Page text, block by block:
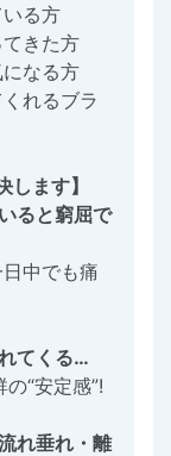
る方
きた方
なる方
れるブラ
ます】
ると窮屈で
中でも痛
てくる…
“安定感”!
れ垂れ・離